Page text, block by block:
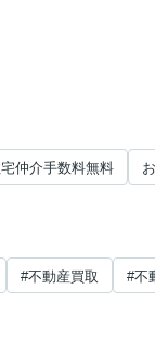
仲介手数料無料
#不動産買取 #不